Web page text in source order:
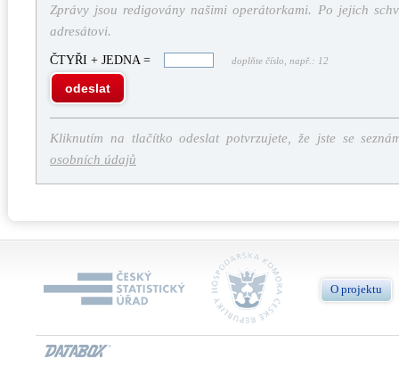
Zprávy jsou redigovány našimi operátorkami. Po jejich
adresátovi.
ČTYŘI + JEDNA = doplňte číslo, např.: 12
odeslat
Kliknutím na tlačítko odeslat potvrzujete, že jste se
osobních údajů
O projektu